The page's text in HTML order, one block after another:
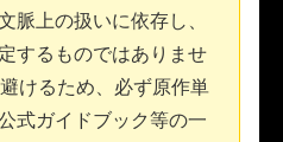
脈上の扱いに依存し、
するものではありませ
けるため、必ず原作単
式ガイドブック等の一